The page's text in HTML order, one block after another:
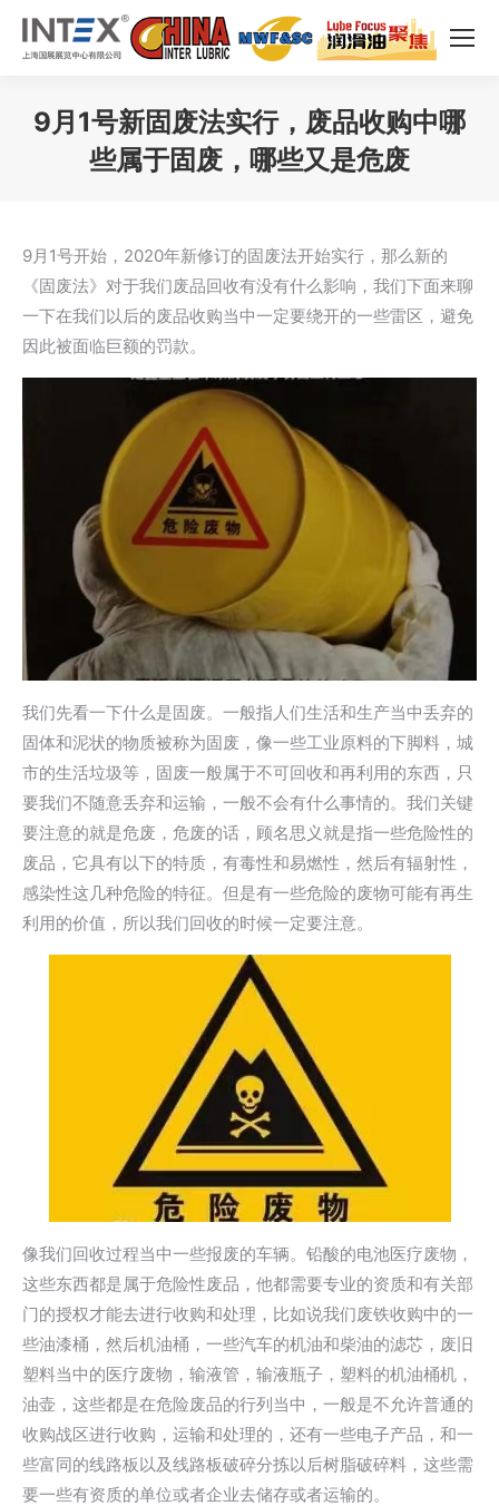
9月1号新固废法实行，废品收购中哪
些属于固废，哪些又是危废
9月1号开始，2020年新修订的固废法开始实行，那么新的
《固废法》对于我们废品回收有没有什么影响，我们下面来聊
一下在我们以后的废品收购当中一定要绕开的一些雷区，避免
因此被面临巨额的罚款。
我们先看一下什么是固废。一般指人们生活和生产当中丢弃的
固体和泥状的物质被称为固废，像一些工业原料的下脚料，城
市的生活垃圾等，固废一般属于不可回收和再利用的东西，只
要我们不随意丢弃和运输，一般不会有什么事情的。我们关键
要注意的就是危废，危废的话，顾名思义就是指一些危险性的
废品，它具有以下的特质，有毒性和易燃性，然后有辐射性，
感染性这几种危险的特征。但是有一些危险的废物可能有再生
利用的价值，所以我们回收的时候一定要注意。
像我们回收过程当中一些报废的车辆。铅酸的电池医疗废物，
这些东西都是属于危险性废品，他都需要专业的资质和有关部
门的授权才能去进行收购和处理，比如说我们废铁收购中的一
些油漆桶，然后机油桶，一些汽车的机油和柴油的滤芯，废旧
塑料当中的医疗废物，输液管，输液瓶子，塑料的机油桶机，
油壶，这些都是在危险废品的行列当中，一般是不允许普通的
收购战区进行收购，运输和处理的，还有一些电子产品，和一
些富同的线路板以及线路板破碎分拣以后树脂破碎料，这些需
要一些有资质的单位或者企业去储存或者运输的。